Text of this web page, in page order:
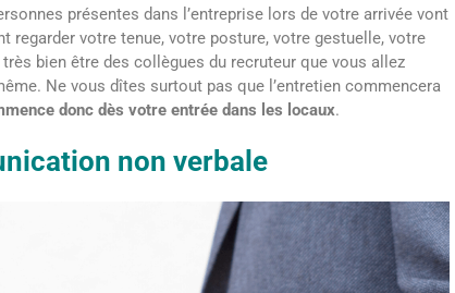
présentes dans l’entreprise lors de votre arrivée vont
regarder votre tenue, votre posture, votre gestuelle, votre
bien être des collègues du recruteur que vous allez
Ne vous dîtes surtout pas que l’entretien commencera
donc dès votre entrée dans les locaux.
non verbale